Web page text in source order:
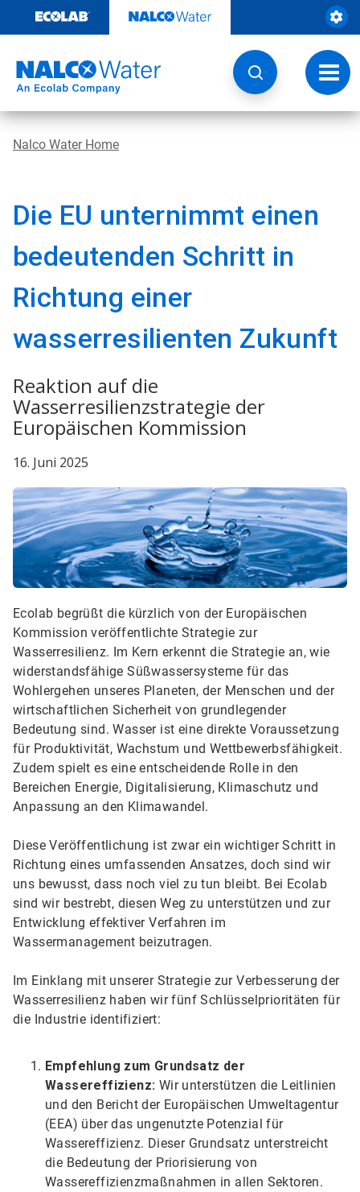
Inhalt
Nalco Water Home
Die EU unternimmt einen
bedeutenden Schritt in
Richtung einer
wasserresilienten Zukunft
Reaktion auf die
Wasserresilienzstrategie der
Europäischen Kommission
16. Juni 2025
Ecolab begrüßt die kürzlich von der Europäischen
Kommission veröffentlichte Strategie zur
Wasserresilienz. Im Kern erkennt die Strategie an, wie
widerstandsfähige Süßwassersysteme für das
Wohlergehen unseres Planeten, der Menschen und der
wirtschaftlichen Sicherheit von grundlegender
Bedeutung sind. Wasser ist eine direkte Voraussetzung
für Produktivität, Wachstum und Wettbewerbsfähigkeit.
Zudem spielt es eine entscheidende Rolle in den
Bereichen Energie, Digitalisierung, Klimaschutz und
Anpassung an den Klimawandel.
Diese Veröffentlichung ist zwar ein wichtiger Schritt in
Richtung eines umfassenden Ansatzes, doch sind wir
uns bewusst, dass noch viel zu tun bleibt. Bei Ecolab
sind wir bestrebt, diesen Weg zu unterstützen und zur
Entwicklung effektiver Verfahren im
Wassermanagement beizutragen.
Im Einklang mit unserer Strategie zur Verbesserung der
Wasserresilienz haben wir fünf Schlüsselprioritäten für
die Industrie identifiziert:
Empfehlung zum Grundsatz der
Wassereffizienz: Wir unterstützen die Leitlinien
und den Bericht der Europäischen Umweltagentur
(EEA) über das ungenutzte Potenzial für
Wassereffizienz. Dieser Grundsatz unterstreicht
die Bedeutung der Priorisierung von
Wassereffizienzmaßnahmen in allen Sektoren.